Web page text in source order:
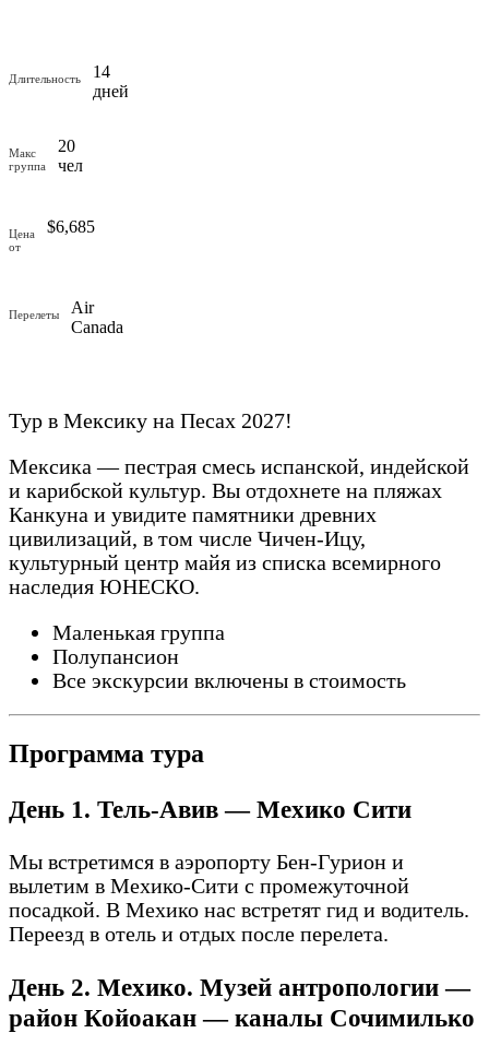
Длительность
14
дней
Макс
группа
20
чел
Цена
от
$6,685
Перелеты
Air
Canada
Тур в Мексику на Песах 2027!
Мексика — пестрая смесь испанской, индейской
и карибской культур. Вы отдохнете на пляжах
Канкуна и увидите памятники древних
цивилизаций, в том числе Чичен-Ицу,
культурный центр майя из списка всемирного
наследия ЮНЕСКО.
Маленькая группа
Полупансион
Все экскурсии включены в стоимость
Программа тура
День 1. Тель-Авив — Мехико Сити
Мы встретимся в аэропорту Бен-Гурион и
вылетим в Мехико-Сити с промежуточной
посадкой. В Мехико нас встретят гид и водитель.
Переезд в отель и отдых после перелета.
День 2. Мехико. Музей антропологии —
район Койоакан — каналы Сочимилько